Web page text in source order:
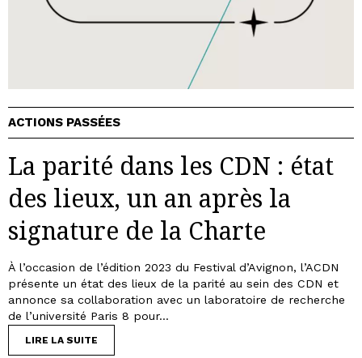
ACTIONS PASSÉES
La parité dans les CDN : état
des lieux, un an après la
signature de la Charte
À l’occasion de l’édition 2023 du Festival d’Avignon, l’ACDN
présente un état des lieux de la parité au sein des CDN et
annonce sa collaboration avec un laboratoire de recherche
de l’université Paris 8 pour...
LIRE LA SUITE